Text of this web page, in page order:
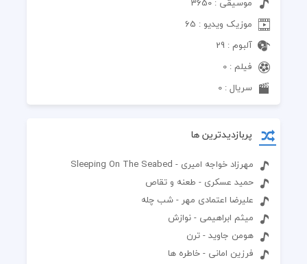
موزیک ویدیو : 65
آلبوم : 29
فیلم : 0
سریال : 0
پربازدیدترین ها
مهرزاد خواجه امیری - Sleeping On The Seabed
حمید عسکری - طعنه و تقاص
علیرضا اعتمادی مهر - شب چله
میثم ابراهیمی - نوازش
هومن جاوید - ترن
فرزین امانی - خاطره ها